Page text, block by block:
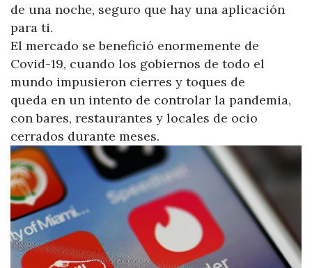
de una noche, seguro que hay una aplicación
para ti.
El mercado se benefició enormemente de
Covid-19, cuando los gobiernos de todo el
mundo impusieron cierres y toques de
queda en un intento de controlar la pandemia,
con bares, restaurantes y locales de ocio
cerrados durante meses.